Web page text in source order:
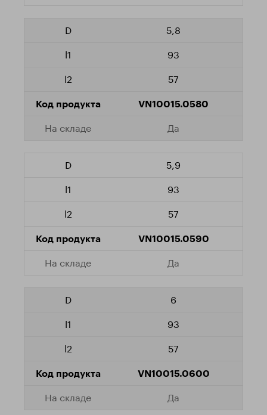
5,8
93
57
VN10015.0580
Да
5,9
93
57
VN10015.0590
Да
6
93
57
VN10015.0600
Да